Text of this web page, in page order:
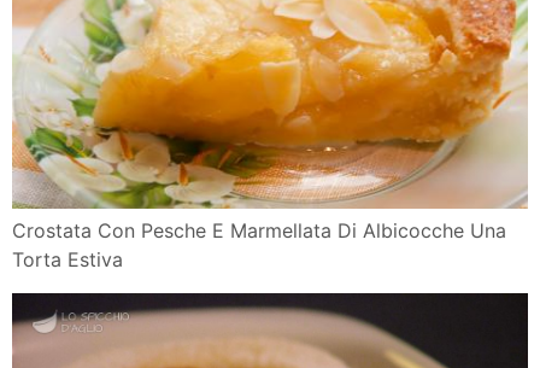
Crostata Con Pesche E Marmellata Di Albicocche Una
Torta Estiva